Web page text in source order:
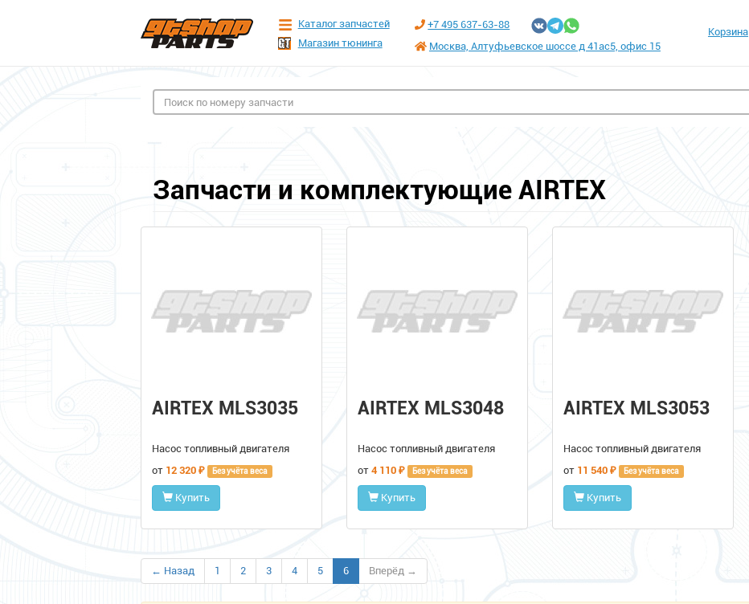
Каталог запчастей
Магазин тюнинга
+7 495 637-63-88
Москва, Алтуфьевское шоссе д 41ас5, офис 15
Корзина
Запчасти и комплектующие AIRTEX
AIRTEX MLS3035
Насос топливный двигателя
от 12 320 ₽ Без учёта веса
Купить
AIRTEX MLS3048
Насос топливный двигателя
от 4 110 ₽ Без учёта веса
Купить
AIRTEX MLS3053
Насос топливный двигателя
от 11 540 ₽ Без учёта веса
Купить
← Назад 1 2 3 4 5 6 Вперёд →